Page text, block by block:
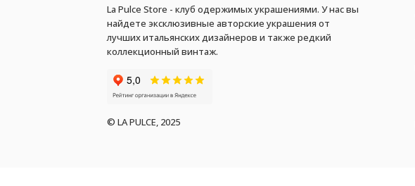
La Pulce Store - клуб одержимых украшениями. У нас вы
найдете эксклюзивные авторские украшения от
лучших итальянских дизайнеров и также редкий
коллекционный винтаж.
© LA PULCE, 2025